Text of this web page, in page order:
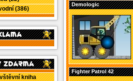
(386)
kniha
Demologic
Fighter Patrol 42